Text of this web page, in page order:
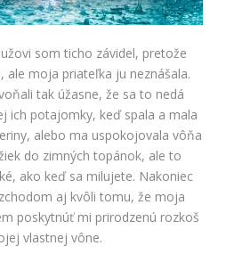
som ticho závidel, pretože
ale moja priateľka ju neznášala.
tak úžasne, že sa to nedá
ich potajomky, keď spala a mala
alebo ma uspokojovala vôňa
do zimných topánok, ale to
ako keď sa milujete. Nakoniec
aj kvôli tomu, že moja
poskytnúť mi prirodzenú rozkoš
vlastnej vône.